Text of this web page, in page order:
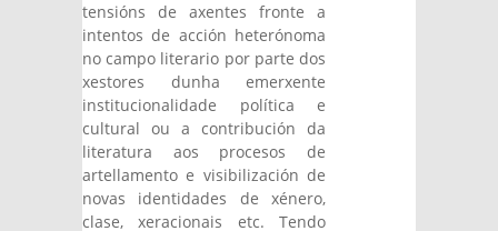
tensións de axentes fronte a
intentos de acción heterónoma
no campo literario por parte dos
xestores dunha emerxente
institucionalidade política e
cultural ou a contribución da
literatura aos procesos de
artellamento e visibilización de
novas identidades de xénero,
clase, xeracionais etc. Tendo